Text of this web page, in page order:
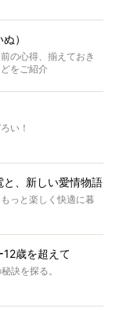
）
の心得、揃えておき
をご紹介
い！
と、新しい愛情物語
っと楽しく快適に暮
12歳を超えて
訣を探る。